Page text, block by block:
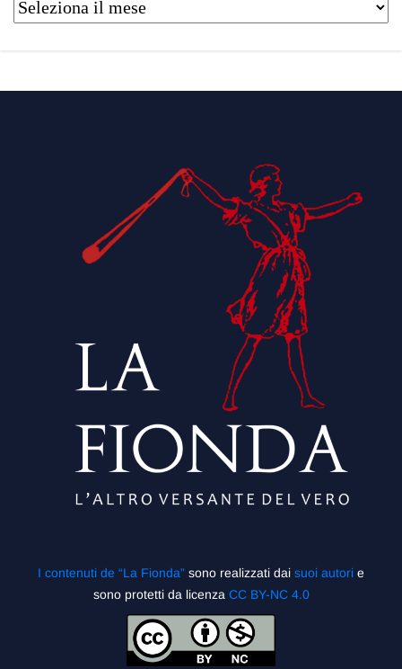
I contenuti de “La Fionda” sono realizzati dai suoi autori e
sono protetti da licenza CC BY-NC 4.0